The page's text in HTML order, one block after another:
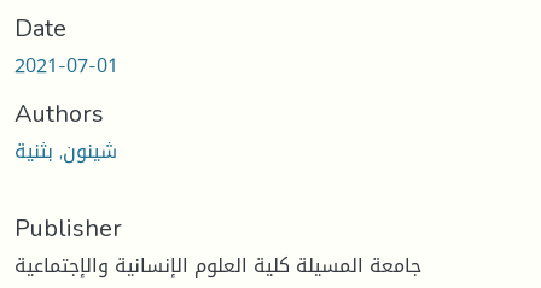
Date
2021-07-01
Authors
شينون, بثنية
Publisher
جامعة المسيلة كلية العلوم الإنسانية والإجتماعية